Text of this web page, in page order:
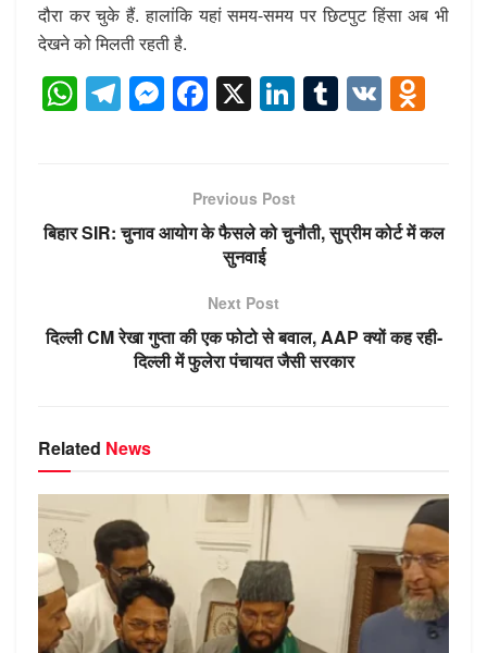
दौरा कर चुके हैं. हालांकि यहां समय-समय पर छिटपुट हिंसा अब भी
देखने को मिलती रहती है.
W
h
A
T
el
a
M
e
n
F
a
e
b
o
o
k
X Li
n
dI
T
u
r
V
K
kl
ni
Previous Post
बिहार SIR: चुनाव आयोग के फैसले को चुनौती, सुप्रीम कोर्ट में कल
सुनवाई
Next Post
दिल्ली CM रेखा गुप्ता की एक फोटो से बवाल, AAP क्यों कह रही-
दिल्ली में फुलेरा पंचायत जैसी सरकार
Related News